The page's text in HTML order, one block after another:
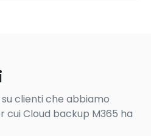
clienti che abbiamo
cui Cloud backup M365 ha